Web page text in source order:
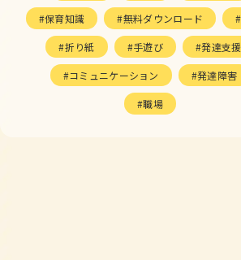
保育知識 無料ダウンロード
折り紙 手遊び 発達支援
コミュニケーション 発達障害
職場